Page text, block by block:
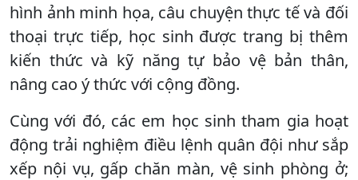
hình ảnh minh họa, câu chuyện thực tế và đối
thoại trực tiếp, học sinh được trang bị thêm
kiến thức và kỹ năng tự bảo vệ bản thân,
nâng cao ý thức với cộng đồng.
Cùng với đó, các em học sinh tham gia hoạt
động trải nghiệm điều lệnh quân đội như sắp
xếp nội vụ, gấp chăn màn, vệ sinh phòng ở;